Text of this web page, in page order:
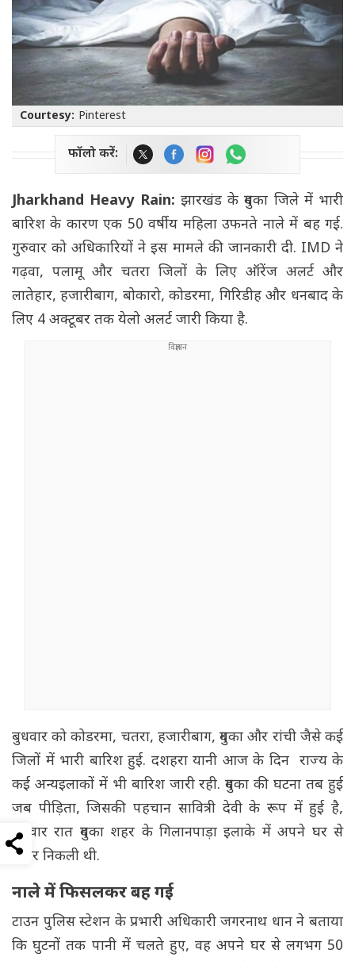
Courtesy: Pinterest
फॉलो करें:
Jharkhand Heavy Rain: झारखंड के दुमका जिले में भारी
बारिश के कारण एक 50 वर्षीय महिला उफनते नाले में बह गई.
गुरुवार को अधिकारियों ने इस मामले की जानकारी दी. IMD ने
गढ़वा, पलामू और चतरा जिलों के लिए ऑरेंज अलर्ट और
लातेहार, हजारीबाग, बोकारो, कोडरमा, गिरिडीह और धनबाद के
लिए 4 अक्टूबर तक येलो अलर्ट जारी किया है.
बुधवार को कोडरमा, चतरा, हजारीबाग, दुमका और रांची जैसे कई
जिलों में भारी बारिश हुई. दशहरा यानी आज के दिन राज्य के
कई अन्यइलाकों में भी बारिश जारी रही. दुमका की घटना तब हुई
जब पीड़िता, जिसकी पहचान सावित्री देवी के रूप में हुई है,
बुधवार रात दुमका शहर के गिलानपाड़ा इलाके में अपने घर से
बाहर निकली थी.
नाले में फिसलकर बह गई
टाउन पुलिस स्टेशन के प्रभारी अधिकारी जगरनाथ धान ने बताया
कि घुटनों तक पानी में चलते हुए, वह अपने घर से लगभग 50